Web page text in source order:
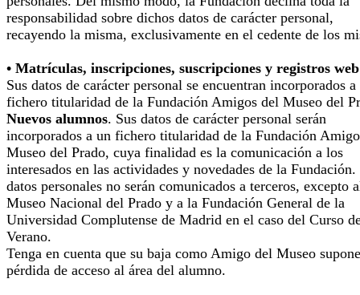
responsabilidad sobre dichos datos de carácter personal,
recayendo la misma, exclusivamente en el cedente de los
• Matrículas, inscripciones, suscripciones y registros web
Sus datos de carácter personal se encuentran incorporados a
fichero titularidad de la Fundación Amigos del Museo del
Nuevos alumnos. Sus datos de carácter personal serán
incorporados a un fichero titularidad de la Fundación
Museo del Prado, cuya finalidad es la comunicación a los
interesados en las actividades y novedades de la Fundación.
datos personales no serán comunicados a terceros, excepto
Museo Nacional del Prado y a la Fundación General de la
Universidad Complutense de Madrid en el caso del Curso
Verano.
Tenga en cuenta que su baja como Amigo del Museo
pérdida de acceso al área del alumno.